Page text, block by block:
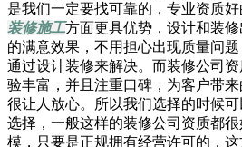
是我们一定要找可靠的，专业资质
装修施工方面更具优势，设计和装
的满意效果，不用担心出现质量问
通过设计装修来解决。而装修公司
验丰富，并且注重口碑，为客户带
很让人放心。所以我们选择的时候
选择，一般这样的装修公司资质都
模，只要是正规拥有经营许可的，这